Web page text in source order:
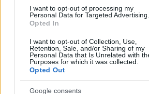
I want to opt-out of processing my
Personal Data for Targeted Advertising.
Opted In
I want to opt-out of Collection, Use,
Retention, Sale, and/or Sharing of my
Personal Data that Is Unrelated with
Purposes for which it was collected.
Opted Out
Google consents
Ο Σύνδεσμος Καμενιανιτών –
Δεσινιωτών στα «Καμενιάνεια 2026»